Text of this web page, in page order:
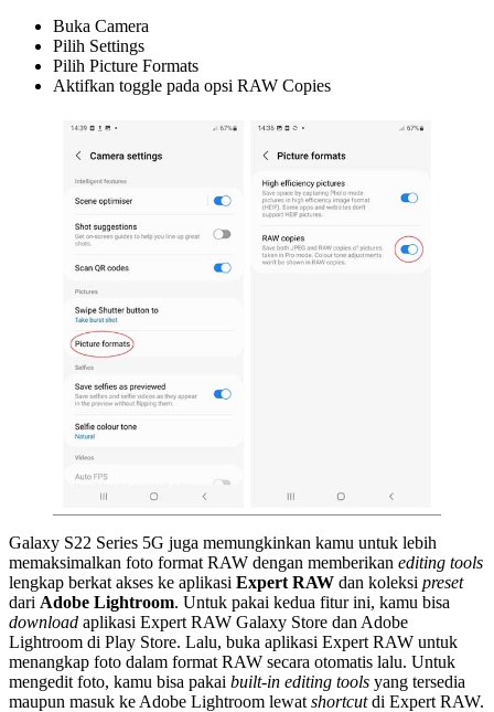
Buka Camera
Pilih Settings
Pilih Picture Formats
Aktifkan toggle pada opsi RAW Copies
Galaxy S22 Series 5G juga memungkinkan kamu untuk lebih
memaksimalkan foto format RAW dengan memberikan editing tools
lengkap berkat akses ke aplikasi Expert RAW dan koleksi preset
dari Adobe Lightroom. Untuk pakai kedua fitur ini, kamu bisa
download aplikasi Expert RAW Galaxy Store dan Adobe
Lightroom di Play Store. Lalu, buka aplikasi Expert RAW untuk
menangkap foto dalam format RAW secara otomatis lalu. Untuk
mengedit foto, kamu bisa pakai built-in editing tools yang tersedia
maupun masuk ke Adobe Lightroom lewat shortcutdi Expert RAW.